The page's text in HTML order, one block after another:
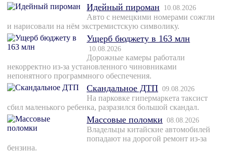
Идейный пироман 10.08.2026
Авто с немецкими номерами сожгли
и нарисовали на нём экстремистскую символику.
Ущерб бюджету в 163 млн
10.08.2026
Дорожные камеры работали
некорректно из-за установленного чиновниками
непонятного программного обеспечения.
Скандальное ДТП 09.08.2026
На парковке гипермаркета таксист
сбил маленького ребенка, разразился большой скандал.
Массовые поломки 08.08.2026
Владельцы китайские автомобилей
попадают на дорогой ремонт из-за
бензина.